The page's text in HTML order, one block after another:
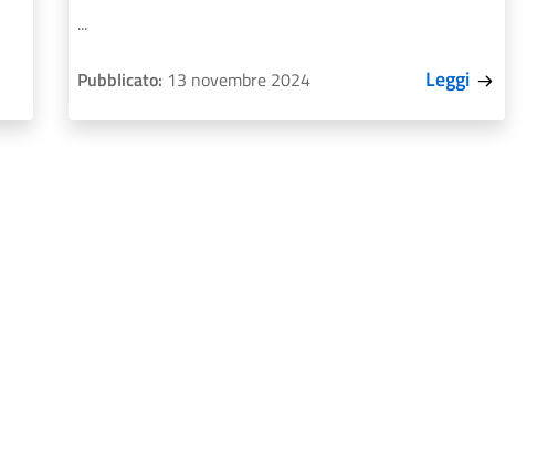
...
Pubblicato: 13 novembre 2024 Leggi